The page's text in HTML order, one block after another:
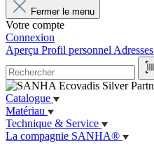
Fermer le menu
Votre compte
Connexion
Aperçu Profil personnel Adresses
Catalogue
Matériau
Technique & Service
La compagnie SANHA®